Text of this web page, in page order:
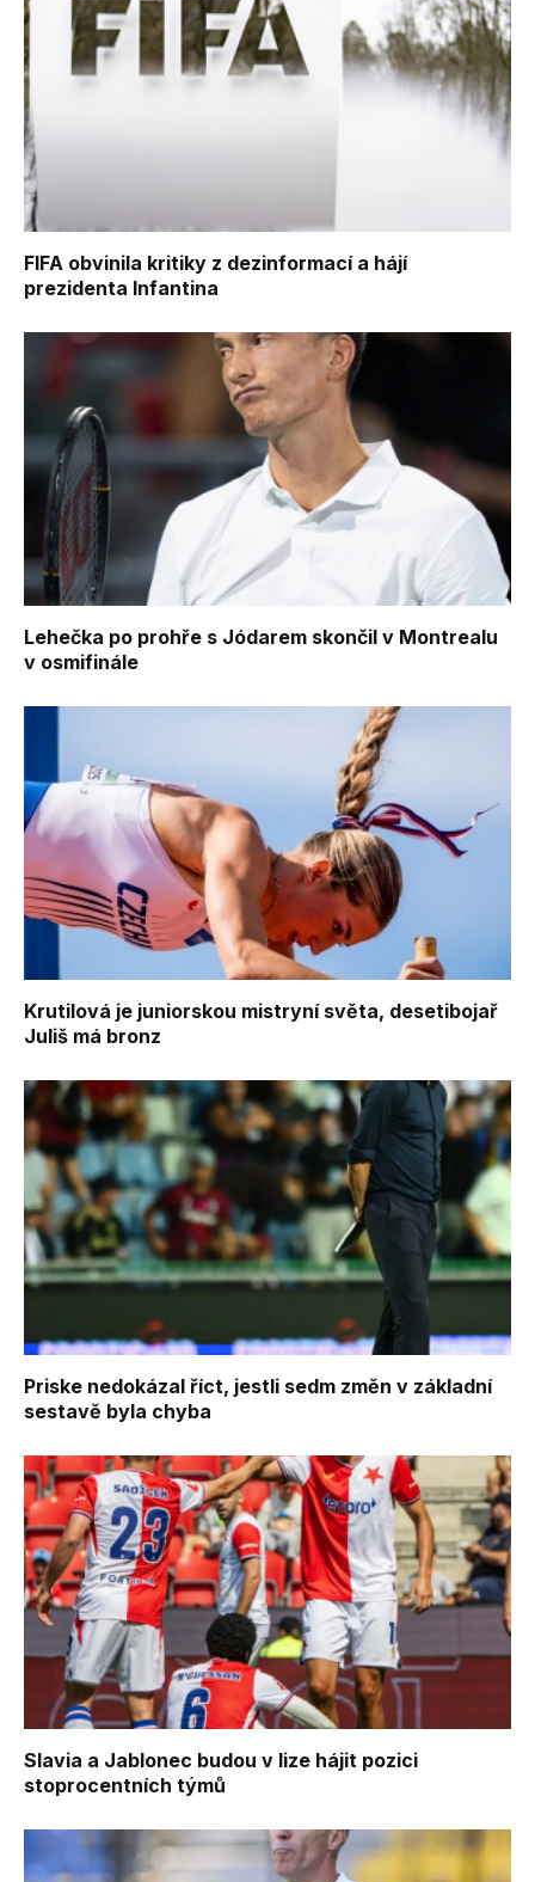
FIFA obvinila kritiky z dezinformací a hájí
prezidenta Infantina
Lehečka po prohře s Jódarem skončil v Montrealu
v osmifinále
Krutilová je juniorskou mistryní světa, desetibojař
Juliš má bronz
Priske nedokázal říct, jestli sedm změn v základní
sestavě byla chyba
Slavia a Jablonec budou v lize hájit pozici
stoprocentních týmů